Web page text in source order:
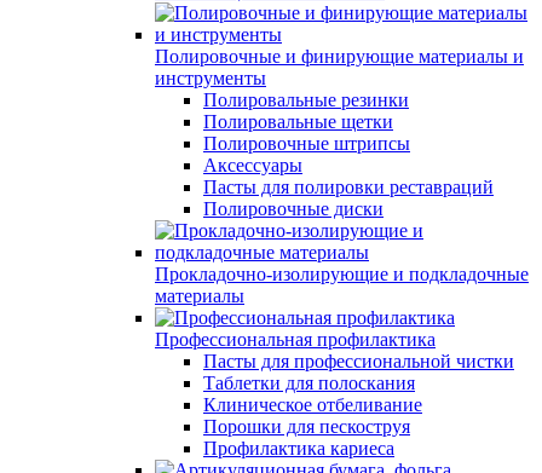
Полировочные и финирующие материалы и
инструменты
Полировальные резинки
Полировальные щетки
Полировочные штрипсы
Аксессуары
Пасты для полировки реставраций
Полировочные диски
Прокладочно-изолирующие и подкладочные
материалы
Профессиональная профилактика
Пасты для профессиональной чистки
Таблетки для полоскания
Клиническое отбеливание
Порошки для пескоструя
Профилактика кариеса